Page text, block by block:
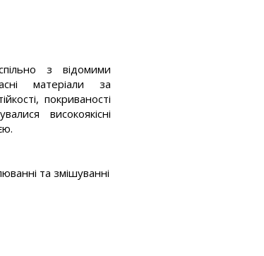
з відомими
матеріали за
покриваності
високоякісні
та змішуванні